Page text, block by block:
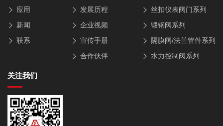
应用
新闻
联系
发展历程
企业视频
宣传手册
合作伙伴
丝扣仪表阀门系列
锻钢阀系列
隔膜阀/法兰管件系列
水力控制阀系列
关注我们